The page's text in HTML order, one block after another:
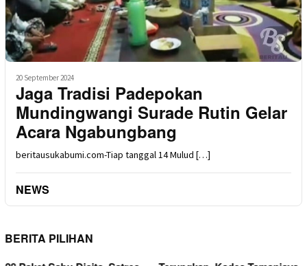
20 September 2024
Jaga Tradisi Padepokan
Mundingwangi Surade Rutin Gelar
Acara Ngabungbang
beritausukabumi.com-Tiap tanggal 14 Mulud […]
NEWS
BERITA PILIHAN